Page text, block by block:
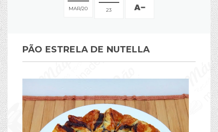
MAR 20 23
PÃO ESTRELA DE NUTELLA